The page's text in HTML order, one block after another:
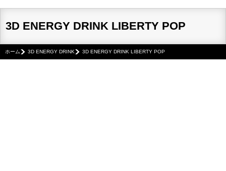
3D ENERGY DRINK LIBERTY POP
ホーム 3D ENERGY DRINK 3D ENERGY DRINK LIBERTY POP